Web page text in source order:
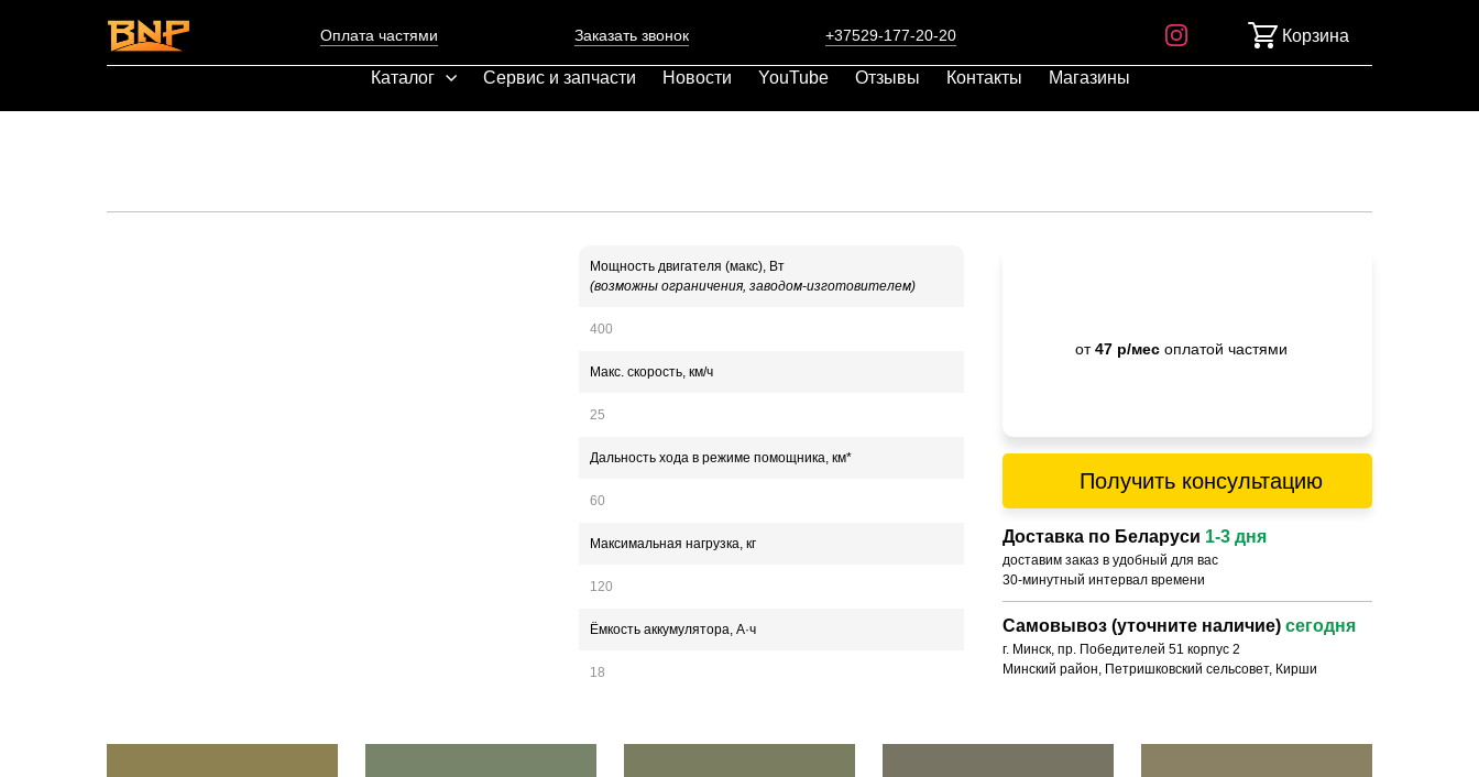
Оплата частями Заказать звонок +37529-177-20-20 Корзина
Каталог Сервис и запчасти Новости YouTube Отзывы Контакты Магазины
Мощность двигателя (макс), Вт
(возможны ограничения, заводом-изготовителем)
400
Макс. скорость, км/ч
25
Дальность хода в режиме помощника, км*
60
Максимальная нагрузка, кг
120
Ёмкость аккумулятора, А·ч
18
Получить консультацию
от47 р/мес оплатой частями
г. Минск, пр. Победителей 51 корпус 2
Минский район, Петришковский сельсовет, Кирши
Самовывоз (уточните наличие) сегодня
доставим заказ в удобный для вас
30-минутный интервал времени
Доставка по Беларуси 1-3 дня